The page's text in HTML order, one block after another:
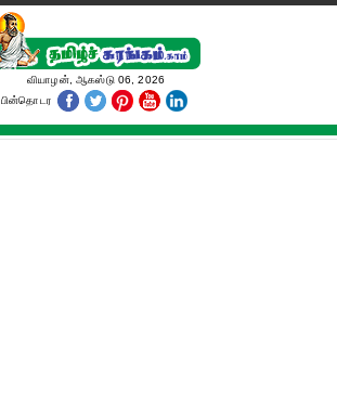
வியாழன், ஆகஸ்டு 06, 2026
பின்தொடர